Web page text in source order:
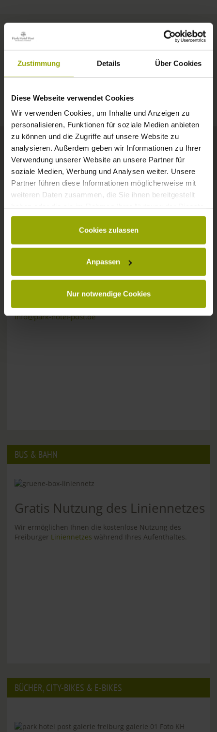
Zustimmung Details Über Cookies
Diese Webseite verwendet Cookies
Wir verwenden Cookies, um Inhalte und Anzeigen zu
personalisieren, Funktionen für soziale Medien anbieten
zu können und die Zugriffe auf unsere Website zu
analysieren. Außerdem geben wir Informationen zu Ihrer
Verwendung unserer Website an unsere Partner für
soziale Medien, Werbung und Analysen weiter. Unsere
Partner führen diese Informationen möglicherweise mit
weiteren Daten zusammen, die Sie ihnen bereitgestellt
gesammelt haben.
Cookies zulassen
Anpassen
Nur notwendige Cookies
ZIMMER & PREISE
EIN GUTES BUCH,
EIN BEQUEMES BETT,
RAUM ZUM TRÄUMEN
IMPRESSIONEN
FREIBURG
SCHWARZWALD
MARGRÄFLERLAND
KAISERSTUHL
© Deutscher Wetterdienst
34°C 33°C 34°C
Ein Hotel, das gefällt!
Wünsche, Fragen, Anregungen?
Wir sind gerne für Sie da:
Tel: +49 (0)761 - 385 480
info@park-hotel-post.de
BUS & BAHN
Gratis Nutzung des Liniennetzes
Wir ermöglichen Ihnen die kostenlose Nutzung des
Freiburger Liniennetzes während Ihres Aufenthaltes.
BÜCHER, CITY-BIKES & E-BIKES